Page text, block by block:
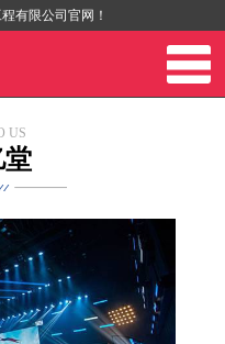
有限公司官网！
US
堂